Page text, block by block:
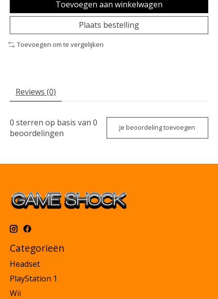
Toevoegen aan winkelwagen
Plaats bestelling
Toevoegen om te vergelijken
Reviews (0)
0 sterren op basis van 0
beoordelingen
Je beoordeling toevoegen
Categorieën
Headset
PlayStation 1
Wii